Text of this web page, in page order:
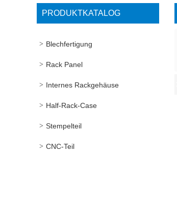
PRODUKTKATALOG
Blechfertigung
Rack Panel
Internes Rackgehäuse
Half-Rack-Case
Stempelteil
CNC-Teil